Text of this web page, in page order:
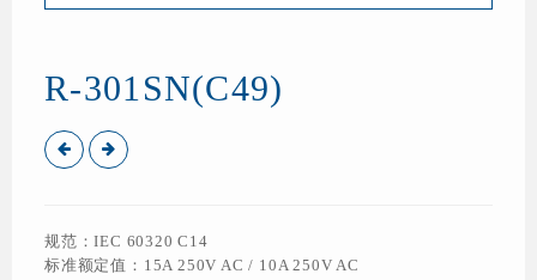
R-301SN(C49)
规范：IEC 60320 C14
标准额定值：15A 250V AC / 10A 250V AC